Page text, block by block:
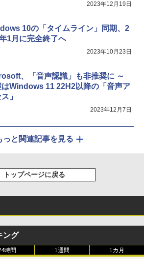
2023年12月19日
10の「タイムライン」同期、2
1月に完全終了へ
2023年10月23日
、「音声認識」も非推奨に ～
はWindows 11 22H2以降の「音声ア
」
2023年12月7日
っと関連記事を見る
トップページに戻る
ング
時間 1週間 1カ月